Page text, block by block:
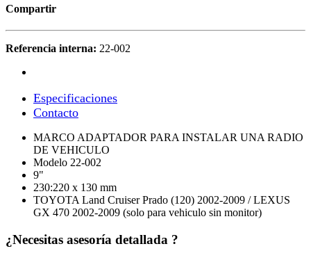
Compartir
Referencia interna: 22-002
Especificaciones​
Contacto
MARCO ADAPTADOR PARA INSTALAR UNA RADIO
DE VEHICULO
Modelo 22-002
9"
230:220 x 130 mm
TOYOTA Land Cruiser Prado (120) 2002-2009 / LEXUS
GX 470 2002-2009 (solo para vehiculo sin monitor)
¿Necesitas asesoría detallada ?